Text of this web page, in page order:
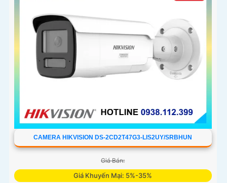
CAMERA HIKVISION DS-2CD2T47G3-LIS2UY/SRBHUN
Giá Bán:
Giá Khuyến Mại: 5%-35%